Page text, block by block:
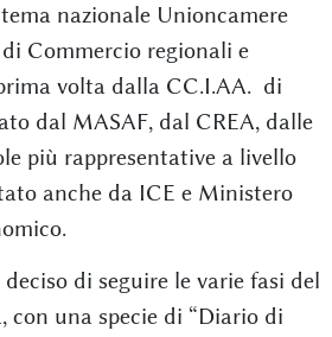
nazionale Unioncamere
Commercio regionali e
volta dalla CC.I.AA. di
dal MASAF, dal CREA, dalle
più rappresentative a livello
anche da ICE e Ministero
di seguire le varie fasi del
con una specie di “Diario di